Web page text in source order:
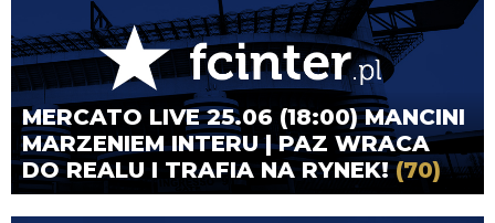
MERCATO LIVE 25.06 (18:00) MANCINI
MARZENIEM INTERU | PAZ WRACA
DO REALU I TRAFIA NA RYNEK!(70)